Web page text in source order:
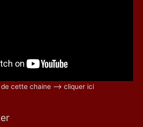
cette chaine –> cliquer ici